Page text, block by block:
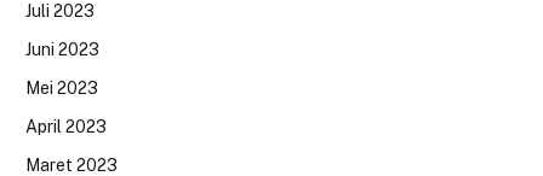
Juli 2023
Juni 2023
Mei 2023
April 2023
Maret 2023